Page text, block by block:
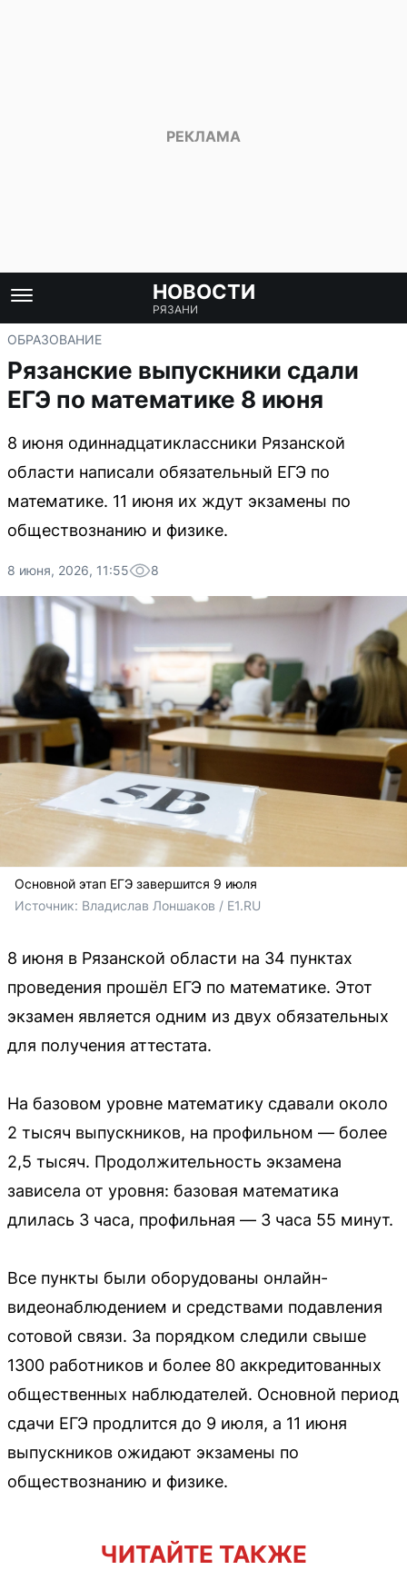
НОВОСТИ
РЯЗАНИ
ОБРАЗОВАНИЕ
Рязанские выпускники сдали
ЕГЭ по математике 8 июня
8 июня одиннадцатиклассники Рязанской
области написали обязательный ЕГЭ по
математике. 11 июня их ждут экзамены по
обществознанию и физике.
8 июня, 2026, 11:55 8
Основной этап ЕГЭ завершится 9 июля
Источник: Владислав Лоншаков / E1.RU
8 июня в Рязанской области на 34 пунктах
проведения прошёл ЕГЭ по математике. Этот
экзамен является одним из двух обязательных
для получения аттестата.
На базовом уровне математику сдавали около
2 тысяч выпускников, на профильном — более
2,5 тысяч. Продолжительность экзамена
зависела от уровня: базовая математика
длилась 3 часа, профильная — 3 часа 55 минут.
Все пункты были оборудованы онлайн-
видеонаблюдением и средствами подавления
сотовой связи. За порядком следили свыше
1300 работников и более 80 аккредитованных
общественных наблюдателей. Основной период
сдачи ЕГЭ продлится до 9 июля, а 11 июня
выпускников ожидают экзамены по
обществознанию и физике.
ЧИТАЙТЕ ТАКЖЕ